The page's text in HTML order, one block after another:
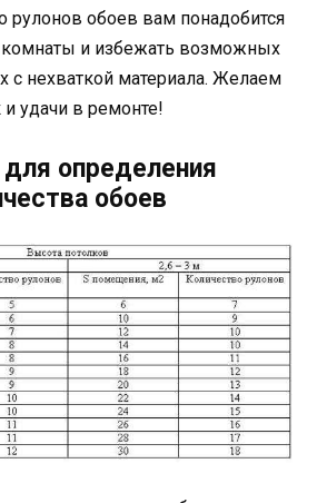
рулонов обоев вам понадобится
комнаты и избежать возможных
с нехваткой материала. Желаем
удачи в ремонте!
определения
обоев